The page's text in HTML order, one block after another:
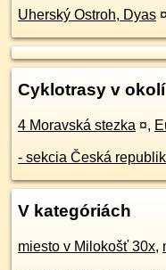
Uherský Ostroh, Dyas ¤
Cyklotrasy v okolí
4 Moravská stezka ¤,
- sekcia Česká
V kategóriách
miesto v Milokošť 30x,